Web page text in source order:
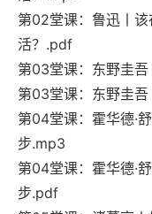
第02堂课：鲁迅丨
活？.pdf
第03堂课：东野圭
第03堂课：东野圭
第04堂课：霍华德·
步.mp3
第04堂课：霍华德·
步.pdf